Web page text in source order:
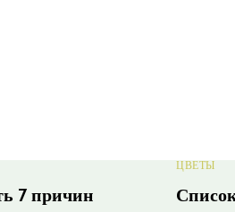
7 причин
ЦВЕТЫ